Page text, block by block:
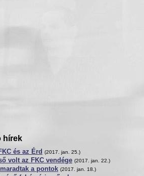
hírek
és az Érd (2017. jan. 25.)
volt az FKC vendége (2017. jan. 22.)
a pontok (2017. jan. 18.)